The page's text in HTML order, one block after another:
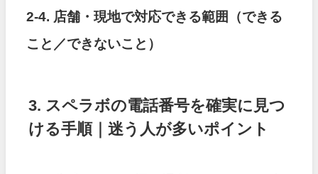
2-4. 店舗・現地で対応できる範囲（できる
こと／できないこと）
3. スペラボの電話番号を確実に見つ
ける手順｜迷う人が多いポイント